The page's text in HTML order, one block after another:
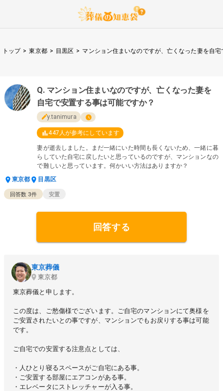
トップ > 東京都 > 目黒区 > マンション住まいなのですが、亡くなった妻を自
マンション住まいなのですが、亡くなった妻を
自宅で安置する事は可能ですか？
y.tanimura
447 人が参考にしています
妻が逝去しました。まだ一緒にいた時間も長くないため、一緒に暮
らしていた自宅に戻したいと思っているのですが、マンションなの
で難しいと思っています。何かいい方法はありますか？
東京都
目黒区
回答数 3件 安置
回答する
東京葬儀
東京都
東京葬儀と申します。
この度は、ご愁傷様でございます。ご自宅のマンションにて奥様を
ご安置されたいとの事ですが、マンションでもお戻りする事は可能
です。
ご自宅での安置する注意点としては、
・人ひとり寝るスペースがご自宅にある事。
・ご安置する部屋にエアコンがある事。
・エレベータにストレッチャーが入る事。